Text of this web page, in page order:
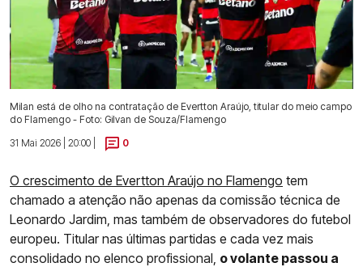
Milan está de olho na contratação de Evertton Araújo, titular do meio campo
do Flamengo - Foto: Gilvan de Souza/Flamengo
31 Mai 2026 | 20:00 |
0
O crescimento de Evertton Araújo no Flamengo tem
chamado a atenção não apenas da comissão técnica de
Leonardo Jardim, mas também de observadores do futebol
europeu. Titular nas últimas partidas e cada vez mais
consolidado no elenco profissional, o volante passou a